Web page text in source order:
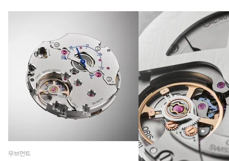
무브먼트